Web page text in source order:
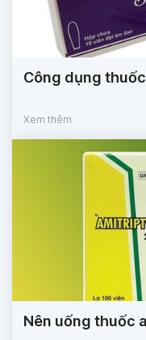
Công dụng
Xem thêm
Nên uống thuốc